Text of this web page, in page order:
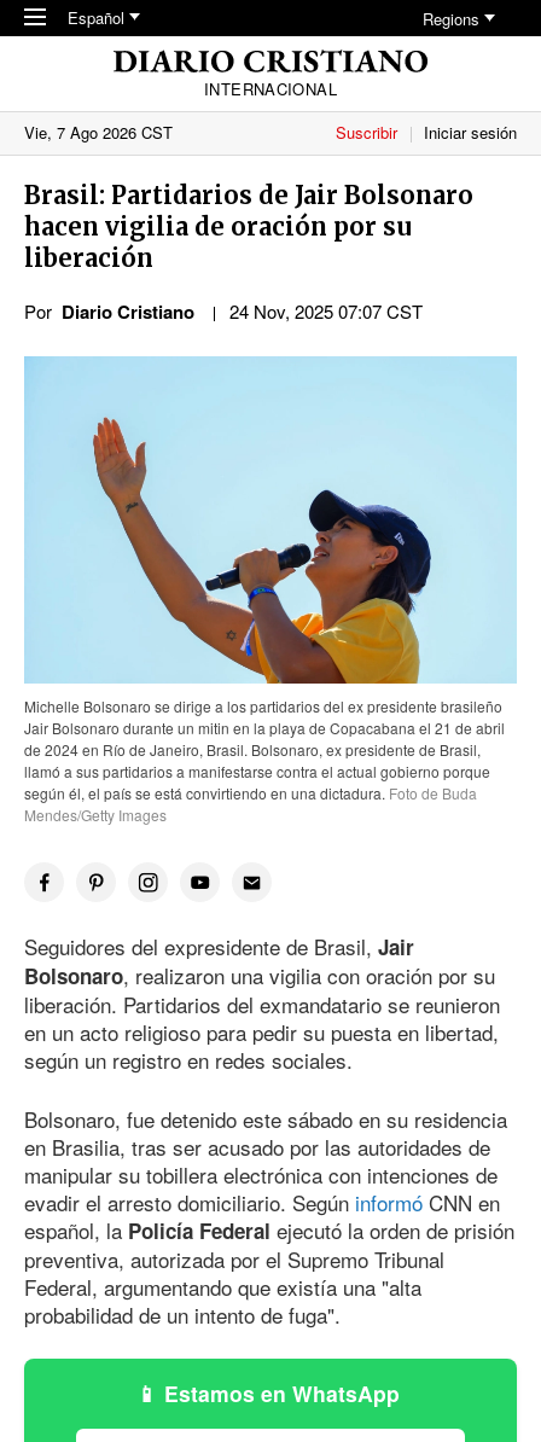
Skip to main content
Español Regions
INTERNACIONAL
Vie, 7 Ago 2026 CST
Suscribir Iniciar sesión
Brasil: Partidarios de Jair Bolsonaro
hacen vigilia de oración por su
liberación
Por Diario Cristiano 24 Nov, 2025 07:07 CST
Michelle Bolsonaro se dirige a los partidarios del ex presidente brasileño
Jair Bolsonaro durante un mitin en la playa de Copacabana el 21 de abril
de 2024 en Río de Janeiro, Brasil. Bolsonaro, ex presidente de Brasil,
llamó a sus partidarios a manifestarse contra el actual gobierno porque
según él, el país se está convirtiendo en una dictadura. Foto de Buda
Mendes/Getty Images
Seguidores del expresidente de Brasil, Jair
Bolsonaro, realizaron una vigilia con oración por su
liberación. Partidarios del exmandatario se reunieron
en un acto religioso para pedir su puesta en libertad,
según un registro en redes sociales.
Bolsonaro, fue detenido este sábado en su residencia
en Brasilia, tras ser acusado por las autoridades de
manipular su tobillera electrónica con intenciones de
evadir el arresto domiciliario. Según informó CNN en
español, la Policía Federal ejecutó la orden de prisión
preventiva, autorizada por el Supremo Tribunal
Federal, argumentando que existía una "alta
probabilidad de un intento de fuga".
Estamos en WhatsApp